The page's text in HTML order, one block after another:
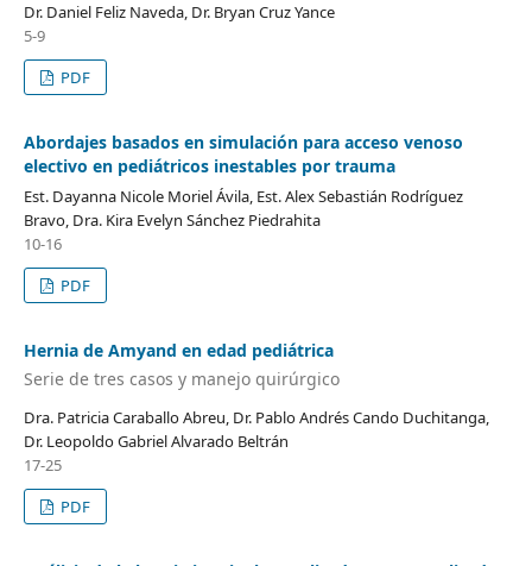
Dr. Daniel Feliz Naveda, Dr. Bryan Cruz Yance
5-9
PDF
Abordajes basados en simulación para acceso venoso
electivo en pediátricos inestables por trauma
Est. Dayanna Nicole Moriel Ávila, Est. Alex Sebastián Rodríguez
Bravo, Dra. Kira Evelyn Sánchez Piedrahita
10-16
PDF
Hernia de Amyand en edad pediátrica
Serie de tres casos y manejo quirúrgico
Dra. Patricia Caraballo Abreu, Dr. Pablo Andrés Cando Duchitanga,
Dr. Leopoldo Gabriel Alvarado Beltrán
17-25
PDF